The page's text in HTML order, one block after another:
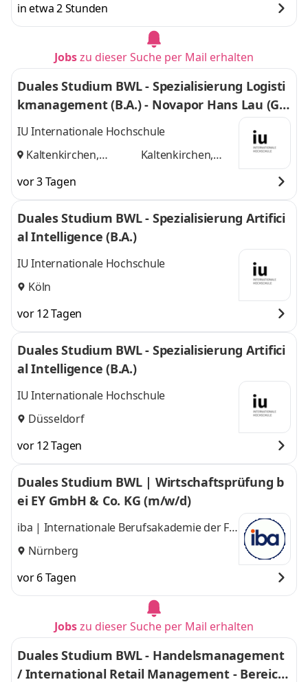
in etwa 2 Stunden
Jobszu dieser Suche per Mail erhalten
Duales Studium BWL - Spezialisierung Logisti
kmanagement (B.A.) - Novapor Hans Lau (G
mbH & Co) KG
IU Internationale Hochschule
Kaltenkirchen,
Kaltenkirchen,
vor 3 Tagen
Duales Studium BWL - Spezialisierung Artifici
al Intelligence (B.A.)
IU Internationale Hochschule
Köln
vor 12 Tagen
Duales Studium BWL - Spezialisierung Artifici
al Intelligence (B.A.)
IU Internationale Hochschule
Düsseldorf
vor 12 Tagen
Duales Studium BWL | Wirtschaftsprüfung b
ei EY GmbH & Co. KG (m/w/d)
iba | Internationale Berufsakademie der F +
U Unternehmensgruppe gGmbH
Nürnberg
vor 6 Tagen
Jobszu dieser Suche per Mail erhalten
Duales Studium BWL - Handelsmanagement
/ International Retail Management - Bereich